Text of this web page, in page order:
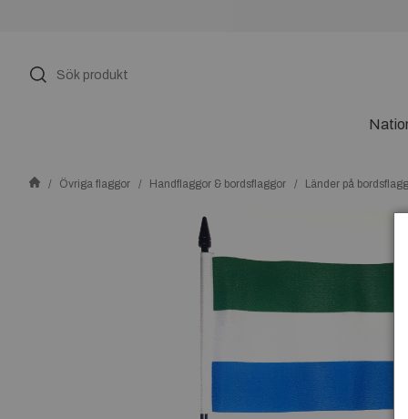
Övriga flaggor Handflaggor & bordsflaggor Länder på